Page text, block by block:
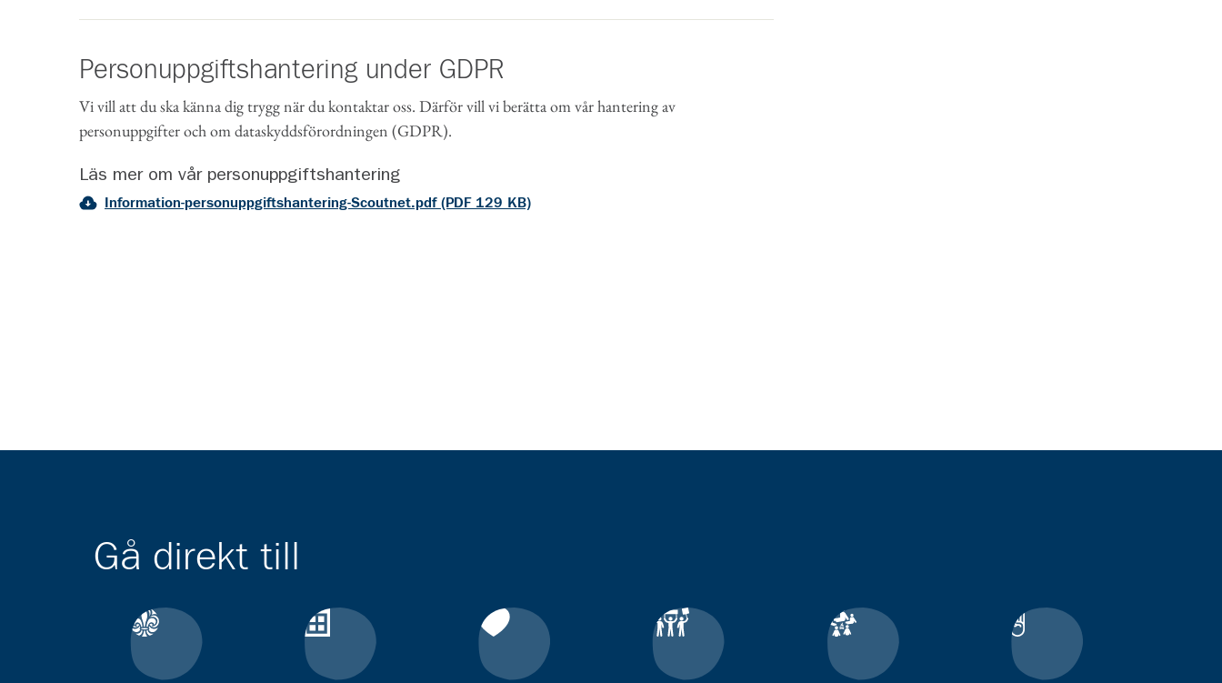
Personuppgiftshantering under GDPR
Vi vill att du ska känna dig trygg när du kontaktar oss. Därför vill vi berätta om vår hantering av
personuppgifter och om dataskyddsförordningen (GDPR).
Läs mer om vår personuppgiftshantering
Information-personuppgiftshantering-Scoutnet.pdf (PDF 129 KB)
Gå direkt till